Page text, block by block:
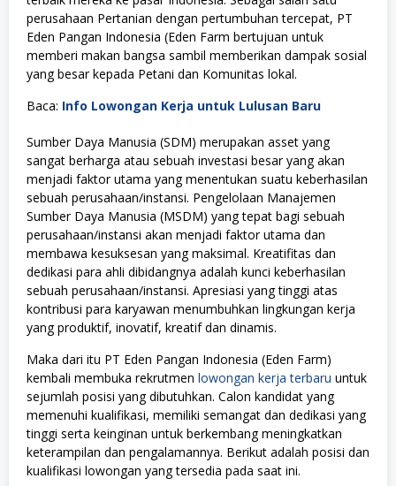
perusahaan Pertanian dengan pertumbuhan tercepat, PT
Eden Pangan Indonesia (Eden Farm bertujuan untuk
memberi makan bangsa sambil memberikan dampak sosial
yang besar kepada Petani dan Komunitas lokal.
Baca: Info Lowongan Kerja untuk Lulusan Baru
Sumber Daya Manusia (SDM) merupakan asset yang
sangat berharga atau sebuah investasi besar yang akan
menjadi faktor utama yang menentukan suatu keberhasilan
sebuah perusahaan/instansi. Pengelolaan Manajemen
Sumber Daya Manusia (MSDM) yang tepat bagi sebuah
perusahaan/instansi akan menjadi faktor utama dan
membawa kesuksesan yang maksimal. Kreatifitas dan
dedikasi para ahli dibidangnya adalah kunci keberhasilan
sebuah perusahaan/instansi. Apresiasi yang tinggi atas
kontribusi para karyawan menumbuhkan lingkungan kerja
yang produktif, inovatif, kreatif dan dinamis.
Maka dari itu PT Eden Pangan Indonesia (Eden Farm)
kembali membuka rekrutmen lowongan kerja terbaru untuk
sejumlah posisi yang dibutuhkan. Calon kandidat yang
memenuhi kualifikasi, memiliki semangat dan dedikasi yang
tinggi serta keinginan untuk berkembang meningkatkan
keterampilan dan pengalamannya. Berikut adalah posisi dan
kualifikasi lowongan yang tersedia pada saat ini.